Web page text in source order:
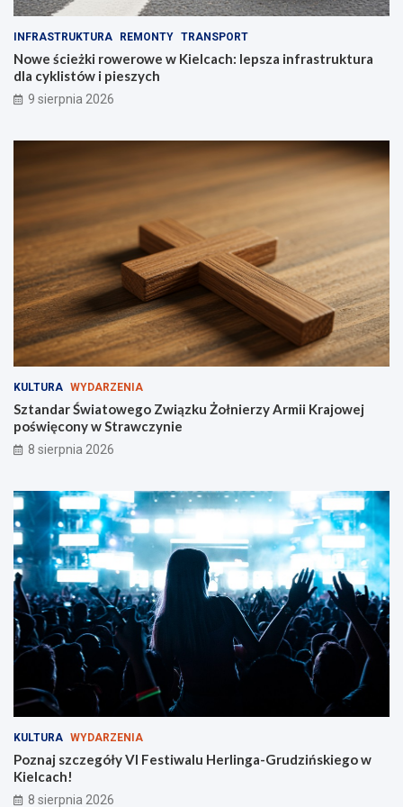
e
e
k
e
n
d
a
s
t
r
u
k
a
c
k
l
i
s
t
ó
i
p
i
e
y
c
h
INFRASTRUKTURA REMONTY TRANSPORT
Nowe ścieżki rowerowe w Kielcach: lepsza infrastruktura
dla cyklistów i pieszych
9 sierpnia 2026
KULTURA WYDARZENIA
Sztandar Światowego Związku Żołnierzy Armii Krajowej
poświęcony w Strawczynie
8 sierpnia 2026
KULTURA WYDARZENIA
Poznaj szczegóły VI Festiwalu Herlinga-Grudzińskiego w
Kielcach!
8 sierpnia 2026